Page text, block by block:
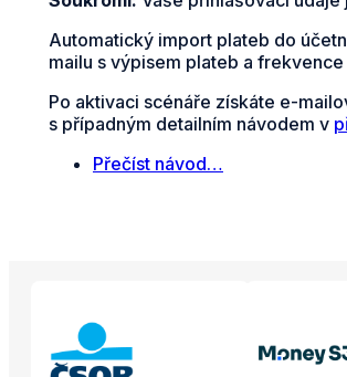
Automatický import plateb do
mailu s výpisem plateb a
Po aktivaci scénáře získáte e-
s případným detailním návodem v
Přečíst návod…